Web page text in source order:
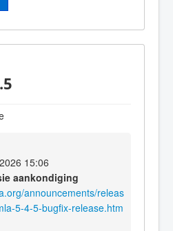
15:06
aankondiging
announcements/releas
5-4-5-bugfix-release.htm